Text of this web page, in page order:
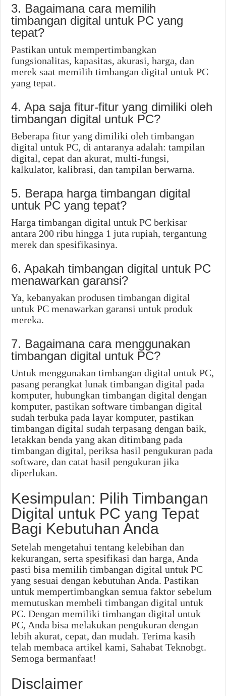
3. Bagaimana cara memilih
timbangan digital untuk PC yang
tepat?
Pastikan untuk mempertimbangkan
fungsionalitas, kapasitas, akurasi, harga, dan
merek saat memilih timbangan digital untuk PC
yang tepat.
4. Apa saja fitur-fitur yang dimiliki oleh
timbangan digital untuk PC?
Beberapa fitur yang dimiliki oleh timbangan
digital untuk PC, di antaranya adalah: tampilan
digital, cepat dan akurat, multi-fungsi,
kalkulator, kalibrasi, dan tampilan berwarna.
5. Berapa harga timbangan digital
untuk PC yang tepat?
Harga timbangan digital untuk PC berkisar
antara 200 ribu hingga 1 juta rupiah, tergantung
merek dan spesifikasinya.
6. Apakah timbangan digital untuk PC
menawarkan garansi?
Ya, kebanyakan produsen timbangan digital
untuk PC menawarkan garansi untuk produk
mereka.
7. Bagaimana cara menggunakan
timbangan digital untuk PC?
Untuk menggunakan timbangan digital untuk PC,
pasang perangkat lunak timbangan digital pada
komputer, hubungkan timbangan digital dengan
komputer, pastikan software timbangan digital
sudah terbuka pada layar komputer, pastikan
timbangan digital sudah terpasang dengan baik,
letakkan benda yang akan ditimbang pada
timbangan digital, periksa hasil pengukuran pada
software, dan catat hasil pengukuran jika
diperlukan.
Kesimpulan: Pilih Timbangan
Digital untuk PC yang Tepat
Bagi Kebutuhan Anda
Setelah mengetahui tentang kelebihan dan
kekurangan, serta spesifikasi dan harga, Anda
pasti bisa memilih timbangan digital untuk PC
yang sesuai dengan kebutuhan Anda. Pastikan
untuk mempertimbangkan semua faktor sebelum
memutuskan membeli timbangan digital untuk
PC. Dengan memiliki timbangan digital untuk
PC, Anda bisa melakukan pengukuran dengan
lebih akurat, cepat, dan mudah. Terima kasih
telah membaca artikel kami, Sahabat Teknobgt.
Semoga bermanfaat!
Disclaimer